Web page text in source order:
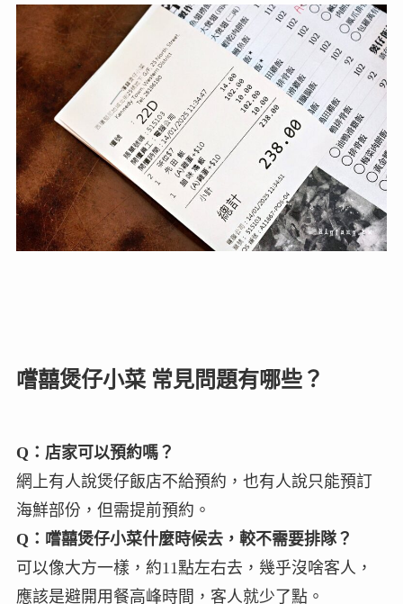
嚐囍煲仔小菜 常見問題有哪些？
Q：店家可以預約嗎？
網上有人說煲仔飯店不給預約，也有人說只能預訂
海鮮部份，但需提前預約。
Q：嚐囍煲仔小菜什麼時候去，較不需要排隊？
可以像大方一樣，約11點左右去，幾乎沒啥客人，
應該是避開用餐高峰時間，客人就少了點。